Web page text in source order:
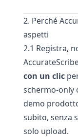
2. Perché
aspetti
2.1 Registra,
con un clic
schermo-only
demo
subito, senza
solo upload.